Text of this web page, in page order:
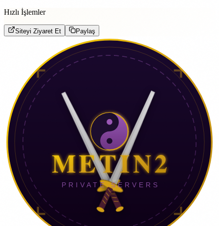
Hızlı İşlemler
Siteyi Ziyaret Et Paylaş